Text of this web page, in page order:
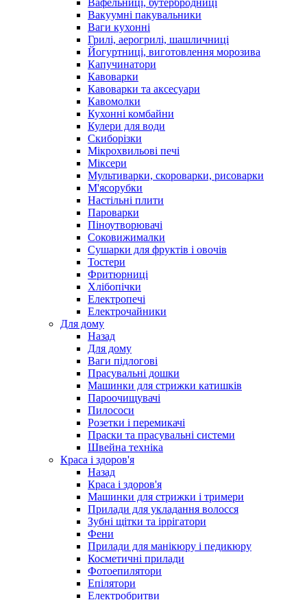
Вафельниці, бутербродниці
Вакуумні пакувальники
Ваги кухонні
Грилі, аерогрилі, шашличниці
Йогуртниці, виготовлення морозива
Капучинатори
Кавоварки
Кавоварки та аксесуари
Кавомолки
Кухонні комбайни
Кулери для води
Скиборізки
Мікрохвильові печі
Міксери
Мультиварки, скороварки, рисоварки
М'ясорубки
Настільні плити
Пароварки
Піноутворювачі
Соковижималки
Сушарки для фруктів і овочів
Тостери
Фритюрниці
Хлібопічки
Електропечі
Електрочайники
Для дому
Назад
Для дому
Ваги підлогові
Прасувальні дошки
Машинки для стрижки катишків
Пароочищувачі
Пилососи
Розетки і перемикачі
Праски та прасувальні системи
Швейна техніка
Краса і здоров'я
Назад
Краса і здоров'я
Машинки для стрижки і тримери
Прилади для укладання волосся
Зубні щітки та іррігатори
Фени
Прилади для манікюру і педикюру
Косметичні прилади
Фотоепилятори
Епілятори
Електробритви